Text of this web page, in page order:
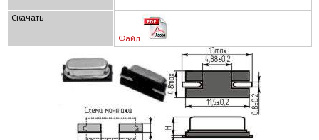
Скачать
Файл